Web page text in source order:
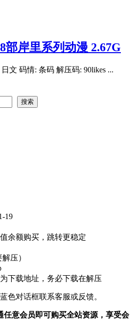
部岸里系列动漫 2.67G
文 码情: 条码 解压码: 90likes ...
搜索
19
余额购买，跳转更稳定
压）
下载地址，务必下载在解压
色对话框联系客服或反馈。
任意会员即可购买全站资源，享受会